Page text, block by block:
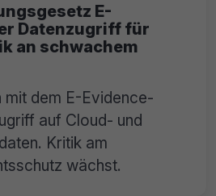
E-
Datenzugriff für
an schwachem
mit dem E-Evidence-
auf Cloud- und
Kritik am
wächst.